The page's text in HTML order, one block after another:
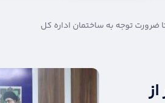
ضرورت توجه به ساختمان اداره کل